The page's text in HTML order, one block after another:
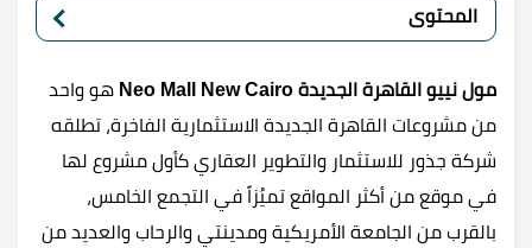
المحتوى
مول نييو القاهرة الجديدة Neo Mall New Cairo هو واحد
من مشروعات القاهرة الجديدة الاستثمارية الفاخرة، تطلقه
شركة جذور للاستثمار والتطوير العقاري كأول مشروع لها
في موقع من أكثر المواقع تميُزاً في التجمع الخامس،
بالقرب من الجامعة الأمريكية ومدينتي والرحاب والعديد من